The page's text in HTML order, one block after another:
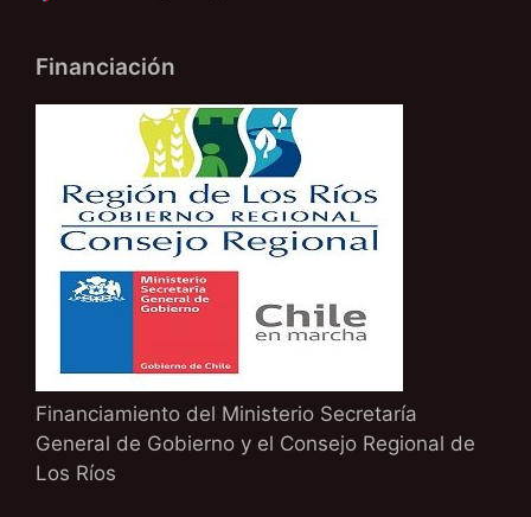
Financiación
Financiamiento del Ministerio Secretaría
General de Gobierno y el Consejo Regional de
Los Ríos